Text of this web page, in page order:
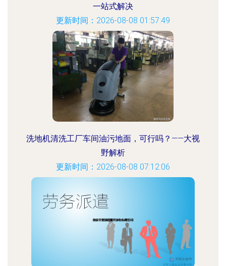
一站式解决
更新时间：2026-08-08 01:57:49
洗地机清洗工厂车间油污地面，可行吗？——大视
野解析
更新时间：2026-08-08 07:12:06